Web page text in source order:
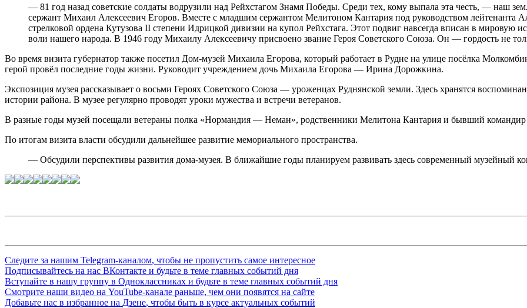
— 81 год назад советские солдаты водрузили над Рейхстагом Знамя Победы. Среди тех, кому выпала эта честь, — наш
сержант Михаил Алексеевич Егоров. Вместе с младшим сержантом Мелитоном Кантария под руководством лейтенанта
стрелковой ордена Кутузова II степени Идрицкой дивизии на купол Рейхстага. Этот подвиг навсегда вписан в мировую
воли нашего народа. В 1946 году Михаилу Алексеевичу присвоено звание Героя Советского Союза. Он — гордость не
Во время визита губернатор также посетил Дом-музей Михаила Егорова, который работает в Рудне на улице посёлка
герой провёл последние годы жизни. Руководит учреждением дочь Михаила Егорова — Ирина Дорожкина.
Экспозиция музея рассказывает о восьми Героях Советского Союза — уроженцах Руднянской земли. Здесь хранятся
истории района. В музее регулярно проводят уроки мужества и встречи ветеранов.
В разные годы музей посещали ветераны полка «Нормандия — Неман», родственники Мелитона Кантария и бывший
По итогам визита власти обсудили дальнейшее развитие мемориального пространства.
— Обсудили перспективы развития дома-музея. В ближайшие годы планируем развивать здесь современный музейный
Следите за нашим Telegram-каналом, чтобы не пропустить самое интересное
Подписывайтесь на нас ВКонтакте и будьте в теме главных событий дня
Вступайте в нашу группу в Одноклассниках и будьте в теме главных событий дня
Смотрите наши видео на YouTube-канале раньше, чем они появятся на сайте
Добавьте нас в избранное на Дзене, чтобы быть в курсе актуальных событий